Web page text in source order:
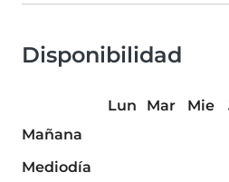
Disponibilidad
Lun Mar Mie
Mañana
Mediodía